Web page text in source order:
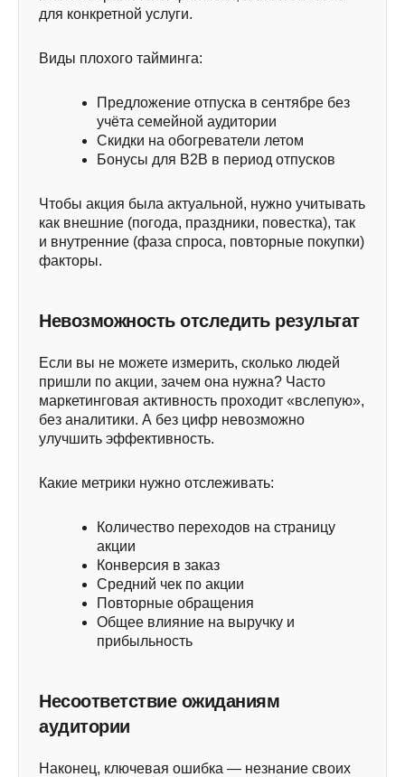
для конкретной услуги.
Виды плохого тайминга:
Предложение отпуска в сентябре без
учёта семейной аудитории
Скидки на обогреватели летом
Бонусы для B2B в период отпусков
Чтобы акция была актуальной, нужно учитывать
как внешние (погода, праздники, повестка), так
и внутренние (фаза спроса, повторные покупки)
факторы.
Невозможность отследить результат
Если вы не можете измерить, сколько людей
пришли по акции, зачем она нужна? Часто
маркетинговая активность проходит «вслепую»,
без аналитики. А без цифр невозможно
улучшить эффективность.
Какие метрики нужно отслеживать:
Количество переходов на страницу
акции
Конверсия в заказ
Средний чек по акции
Повторные обращения
Общее влияние на выручку и
прибыльность
Несоответствие ожиданиям
аудитории
Наконец, ключевая ошибка — незнание своих